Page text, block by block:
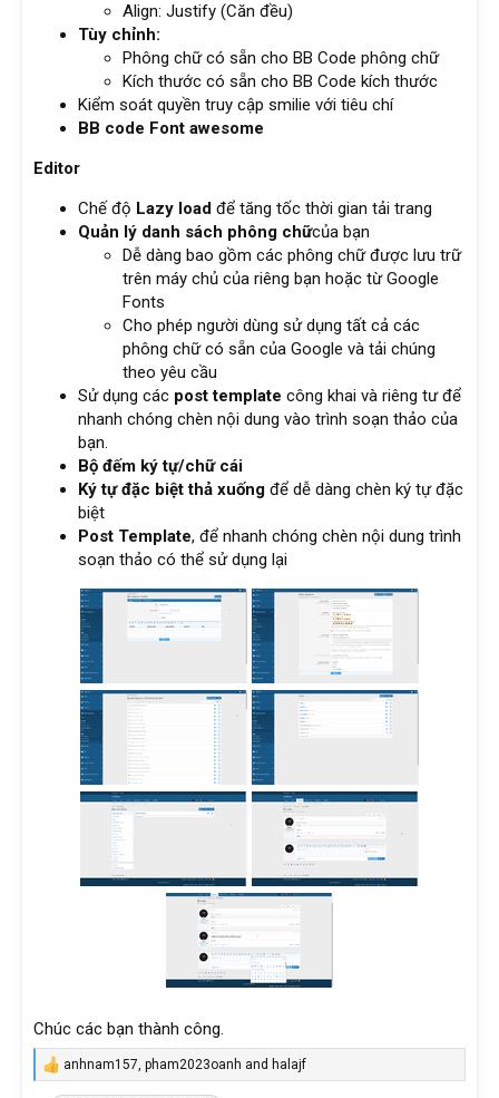
Align: Justify (Căn đều)
Tùy chỉnh:
Phông chữ có sẵn cho BB Code phông chữ
Kích thước có sẵn cho BB Code kích thước
Kiểm soát quyền truy cập smilie với tiêu chí
BB code Font awesome
Editor
Chế độ Lazy load để tăng tốc thời gian tải trang
Quản lý danh sách phông chữcủa bạn
Dễ dàng bao gồm các phông chữ được lưu trữ
trên máy chủ của riêng bạn hoặc từ Google
Fonts
Cho phép người dùng sử dụng tất cả các
phông chữ có sẵn của Google và tải chúng
theo yêu cầu
Sử dụng các post template công khai và riêng tư để
nhanh chóng chèn nội dung vào trình soạn thảo của
bạn.
Bộ đếm ký tự/chữ cái
Ký tự đặc biệt thả xuống để dễ dàng chèn ký tự đặc
biệt
Post Template, để nhanh chóng chèn nội dung trình
soạn thảo có thể sử dụng lại
Chúc các bạn thành công.
R
anhnam157, pham2023oanh and halajf